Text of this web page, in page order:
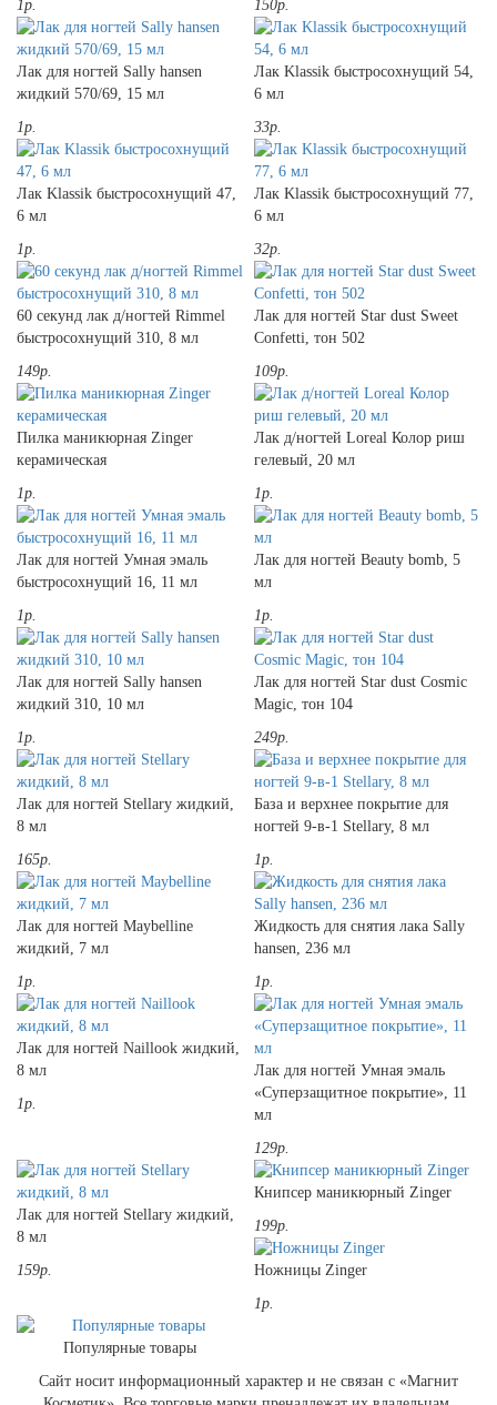
1р.
150р.
Лак для ногтей Sally hansen
жидкий 570/69, 15 мл
1р.
Лак Klassik быстросохнущий 54,
6 мл
33р.
Лак Klassik быстросохнущий 47,
6 мл
1р.
Лак Klassik быстросохнущий 77,
6 мл
32р.
60 секунд лак д/ногтей Rimmel
быстросохнущий 310, 8 мл
149р.
Лак для ногтей Star dust Sweet
Confetti, тон 502
109р.
Пилка маникюрная Zinger
керамическая
1р.
Лак д/ногтей Loreal Колор риш
гелевый, 20 мл
1р.
Лак для ногтей Умная эмаль
быстросохнущий 16, 11 мл
1р.
Лак для ногтей Beauty bomb, 5
мл
1р.
Лак для ногтей Sally hansen
жидкий 310, 10 мл
1р.
Лак для ногтей Star dust Cosmic
Magic, тон 104
249р.
Лак для ногтей Stellary жидкий,
8 мл
165р.
База и верхнее покрытие для
ногтей 9-в-1 Stellary, 8 мл
1р.
Лак для ногтей Maybelline
жидкий, 7 мл
1р.
Жидкость для снятия лака Sally
hansen, 236 мл
1р.
Лак для ногтей Naillook жидкий,
8 мл
1р.
Лак для ногтей Умная эмаль
«Суперзащитное покрытие», 11
мл
129р.
Лак для ногтей Stellary жидкий,
8 мл
159р.
Книпсер маникюрный Zinger
199р.
Ножницы Zinger
1р.
Популярные товары
Сайт носит информационный характер и не связан с «Магнит